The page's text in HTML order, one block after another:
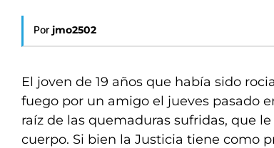
Por jmo2502
El joven de 19 años que había sido
fuego por un amigo el jueves pasado
raíz de las quemaduras sufridas, que
cuerpo. Si bien la Justicia tiene como